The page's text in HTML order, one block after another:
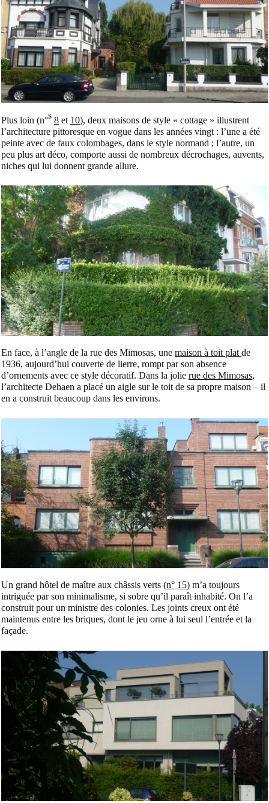
Plus loin (n°s 8 et 10), deux maisons de style « cottage » illustrent
l’architecture pittoresque en vogue dans les années vingt : l’une a été
peinte avec de faux colombages, dans le style normand ; l’autre, un
peu plus art déco, comporte aussi de nombreux décrochages, auvents,
niches qui lui donnent grande allure.
En face, à l’angle de la rue des Mimosas, une maison à toit plat de
1936, aujourd’hui couverte de lierre, rompt par son absence
d’ornements avec ce style décoratif. Dans la jolie rue des Mimosas,
l’architecte Dehaen a placé un aigle sur le toit de sa propre maison – il
en a construit beaucoup dans les environs.
Un grand hôtel de maître aux châssis verts (n° 15) m’a toujours
intriguée par son minimalisme, si sobre qu’il paraît inhabité. On l’a
construit pour un ministre des colonies. Les joints creux ont été
maintenus entre les briques, dont le jeu orne à lui seul l’entrée et la
façade.